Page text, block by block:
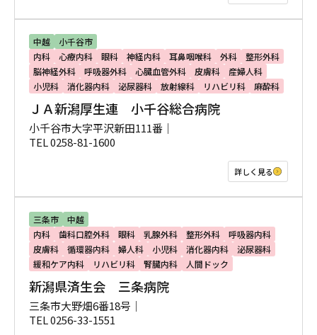
中越
小千谷市
内科
心療内科 眼科 神経内科 耳鼻咽喉科 外科
整形外科
脳神経外科
呼吸器外科 心臓血管外科 皮膚科
産婦人科
小児科
消化器内科 泌尿器科 放射線科 リハビリ科 麻酔科
ＪＡ新潟厚生連 小千谷総合病院
小千谷市大字平沢新田111番｜
TEL 0258-81-1600
詳しく見る
三条市
中越
内科
歯科口腔外科 眼科 乳腺外科 整形外科
呼吸器内科
皮膚科
循環器内科 婦人科 小児科 消化器内科
泌尿器科
緩和ケア内科
リハビリ科 腎臓内科 人間ドック
新潟県済生会 三条病院
三条市大野畑6番18号｜
TEL 0256-33-1551